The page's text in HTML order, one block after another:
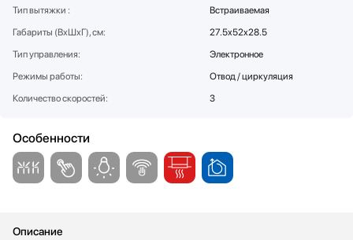
Стаканомоечные машины
Стиральные машины
Сушильные машины
Телевизоры
Фены
Холодильники
Чайники
Тип вытяжки :
Встраиваемая
Габариты (ВхШхГ), см:
27.5x52x28.5
Тип управления:
Электронное
Режимы работы:
Отвод / циркуляция
Количество скоростей:
3
Особенности
Описание